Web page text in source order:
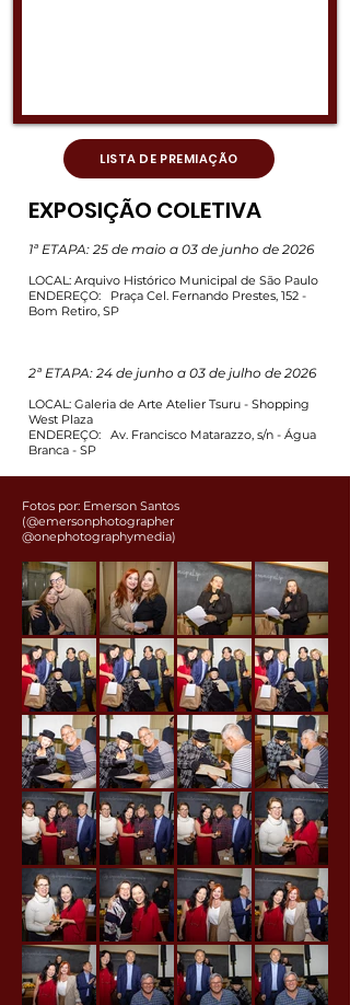
LISTA DE PREMIAÇÃO
EXPOSIÇÃO COLETIVA
1ª ETAPA: 25 de maio a 03 de junho de 2026
LOCAL: Arquivo Histórico Municipal de São Paulo
ENDEREÇO:
Praça Cel. Fernando Prestes, 152 -
Bom Retiro, SP
2ª ETAPA: 24 de junho a 03 de julho de 2026
LOCAL: Galeria de Arte Atelier Tsuru - Shopping
West Plaza
ENDEREÇO:
Av. Francisco Matarazzo, s/n - Água
Branca - SP
Fotos por: Emerson Santos
(@emersonphotographer
@onephotographymedia)